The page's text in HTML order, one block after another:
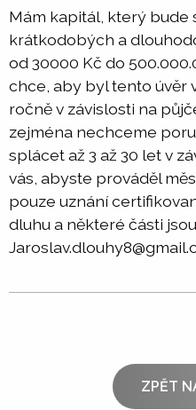
Mám kapitál, který bude
krátkodobých a
od 30000 Kč do
chce, aby byl tento úvěr
ročně v závislosti na
zejména nechceme
splácet až 3 až 30 let v
vás, abyste prováděl
pouze uznání
dluhu a některé části
ZPĚT